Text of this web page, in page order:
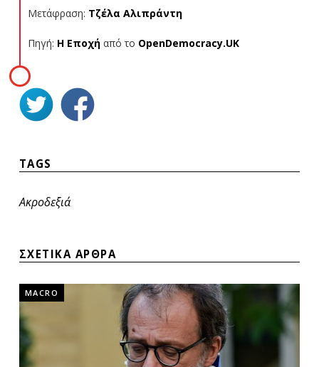
Μετάφραση: Τζέλα Αλιπράντη
Πηγή: Η Εποχήαπό το OpenDemocracy.UK
TAGS
Ακροδεξιά
ΣΧΕΤΙΚΑ ΑΡΘΡΑ
MACRO